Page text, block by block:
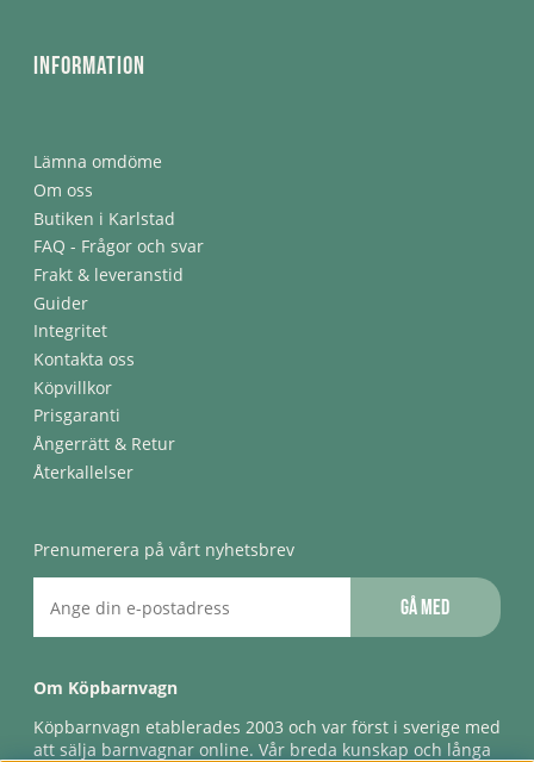
Information
Lämna omdöme
Om oss
Butiken i Karlstad
FAQ - Frågor och svar
Frakt & leveranstid
Guider
Integritet
Kontakta oss
Köpvillkor
Prisgaranti
Ångerrätt & Retur
Återkallelser
Prenumerera på vårt nyhetsbrev
Gå med
Om Köpbarnvagn
Köpbarnvagn etablerades 2003 och var först i sverige med
att sälja barnvagnar online. Vår breda kunskap och långa